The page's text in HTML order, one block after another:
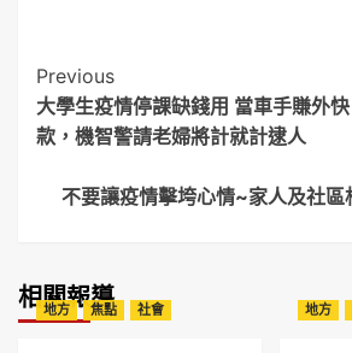
Post
Navigation
Previous
大學生疫情停課缺錢用 當車手賺外
款，機智警請老婦將計就計逮人
不要讓疫情擊垮心情~家人及社區
相關報導
地方 焦點 社會 地方